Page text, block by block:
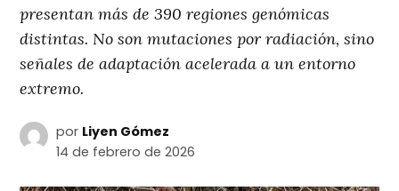
presentan más de 390 regiones genómicas
distintas. No son mutaciones por radiación, sino
señales de adaptación acelerada a un entorno
extremo.
por Liyen Gómez
14 de febrero de 2026